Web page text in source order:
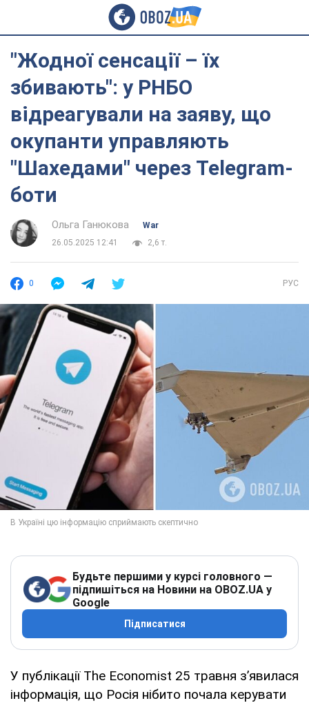
"Жодної сенсації – їх
збивають": у РНБО
відреагували на заяву, що
окупанти управляють
"Шахедами" через Telegram-
боти
Ольга Ганюкова
War
26.05.2025 12:41
2,6 т.
0 РУС
Будьте першими у курсі головного —
підпишіться на Новини на OBOZ.UA у
Google
Підписатися
У публікації The Economist 25 травня з’явилася
інформація, що Росія нібито почала керувати